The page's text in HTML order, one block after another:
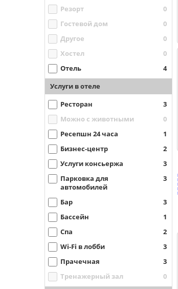
Резорт
0
Гостевой дом
0
Другое
0
Хостел
0
Отель
4
Услуги в отеле
Ресторан
3
Можно с животными
0
Ресепшн 24 часа
1
Бизнес-центр
2
Услуги консьержа
3
Парковка для
автомобилей
3
Бар
3
Бассейн
1
Спа
2
Wi-Fi в лобби
3
Прачечная
3
Тренажерный зал
0